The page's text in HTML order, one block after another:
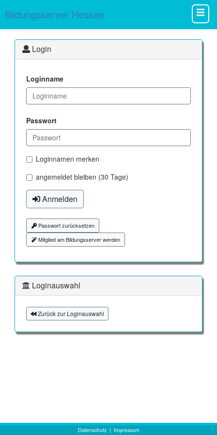
Bildungsserver Hessen
Login
Loginname
Passwort
Loginnamen merken
angemeldet bleiben (30 Tage)
Anmelden
Passwort zurücksetzen
Mitglied am Bildungsserver werden
Loginauswahl
Zurück zur Loginauswahl
Datenschutz| Impressum